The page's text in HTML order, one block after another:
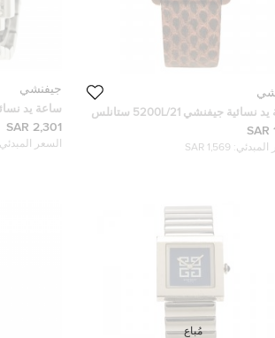
ساعة يد نسائية جيفنشي 5200L/21 ستانلس
ميتاليك 27مم
المبدئي: 1,569 SAR
جيفنشي
ساعة يد
ستانلس ستيل
2,301 SAR
السعر
مُباع